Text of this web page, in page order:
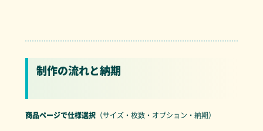
制作の流れと納期
商品ページで仕様選択（サイズ・枚数・オプション・納期）